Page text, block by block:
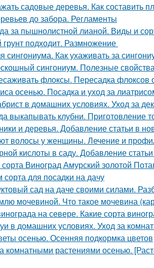
садовые деревья. Как составить
до забора. Регламенты
за пышнолистной лианой. Виды и
подходит. Размножение
сингониума. Как ухаживать за
сингониум. Полезные
флоксы. Пересадка флоксов
осенью. Посадка и уход за
в домашних условиях. Уход за
выкапывать клубни. Приготовление
и деревья. Добавление статьи в
волосы у женщины. Лечение и
кислоты в саду. Добавление
сорта Виноград Амурский золотой
для посадки на дачу
сад на даче своими силами.
мочевиной. Что такое мочевина
на севере. Какие сорта
в домашних условиях. Уход за
осенью. Осенняя подкормка цветов
комнатными растениями осенью.